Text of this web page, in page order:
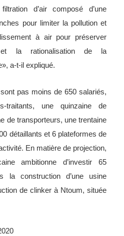
d’air composé d’une
pour limiter la pollution et
à air pour préserver
et la rationalisation de la
a-t-il expliqué.
pas moins de 650 salariés,
traitants, une quinzaine de
de transporteurs, une trentaine
détaillants et 6 plateformes de
En matière de projection,
ambitionne d’investir 65
la construction d’une usine
de clinker à Ntoum, située